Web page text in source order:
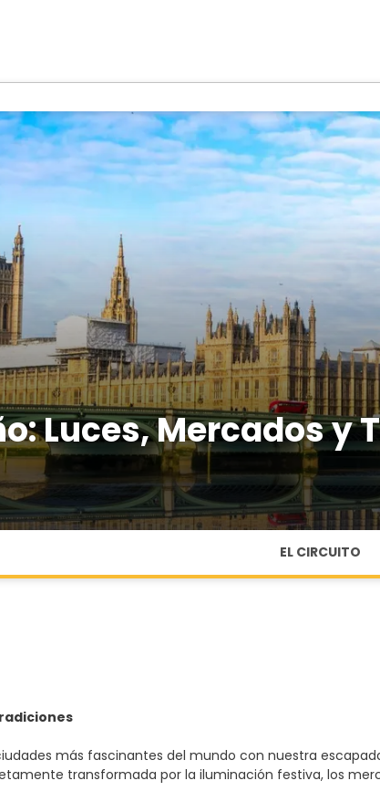
Luces, Mercados y
EL CIRCUITO
más fascinantes del mundo con nuestra
transformada por la iluminación festiva, los